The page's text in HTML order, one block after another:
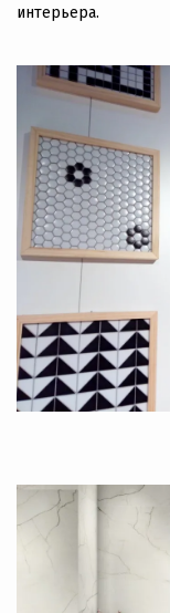
интерьера.